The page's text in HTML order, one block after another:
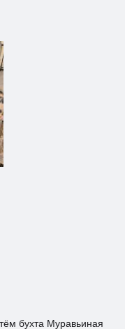
бухта Муравьиная